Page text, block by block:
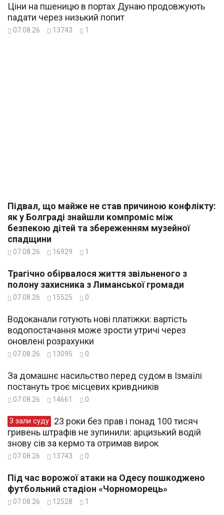
Ціни на пшеницю в портах Дунаю продовжують
падати через низький попит
07.08.26 13743 1
Підвал, що майже не став причиною конфлікту:
як у Болграді знайшли компроміс між
безпекою дітей та збереженням музейної
спадщини
07.08.26 16929 1
Трагічно обірвалося життя звільненого з
полону захисника з Лиманської громади
07.08.26 15525 0
Водоканали готують нові платіжки: вартість
водопостачання може зрости утричі через
оновлені розрахунки
07.08.26 13095 0
За домашнє насильство перед судом в Ізмаїлі
постануть троє місцевих кривдників
07.08.26 14661 0
З зали суду
гривень штрафів не зупинили: арцизький водій
знову сів за кермо та отримав вирок
07.08.26 13743 0
Під час ворожої атаки на Одесу пошкоджено
футбольний стадіон «Чорноморець»
07.08.26 12528 1